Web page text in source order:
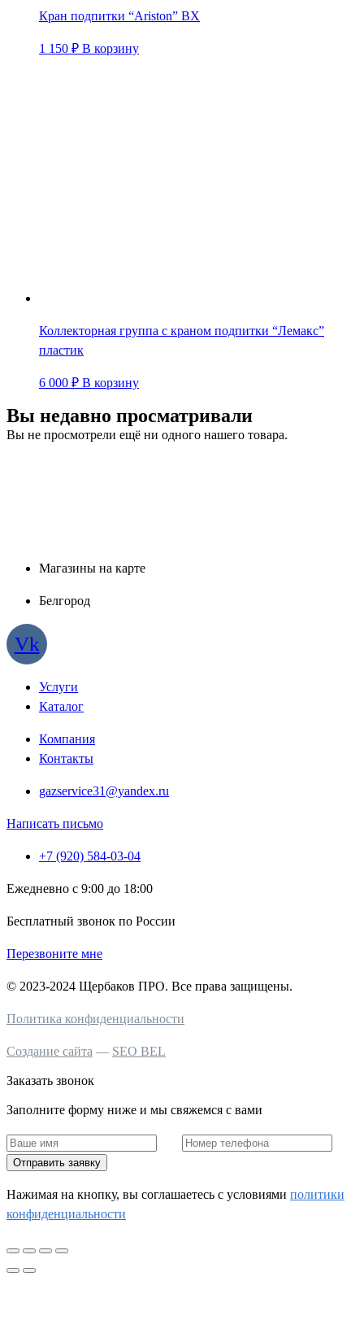
Кран подпитки “Ariston” BX
1 150 ₽ В корзину
Коллекторная группа с краном подпитки “Лемакс”
пластик
6 000 ₽ В корзину
Вы недавно просматривали
Вы не просмотрели ещё ни одного нашего товара.
Магазины на карте
Белгород
Vk
Услуги
Каталог
Компания
Контакты
gazservice31@yandex.ru
Написать письмо
+7 (920) 584-03-04
Ежедневно с 9:00 до 18:00
Бесплатный звонок по России
Перезвоните мне
© 2023-2024 Щербаков ПРО. Все права защищены.
Политика конфиденциальности
Создание сайта — SEO BEL
Заказать звонок
Заполните форму ниже и мы свяжемся с вами
Отправить заявку
Нажимая на кнопку, вы соглашаетесь c условиями политики
конфиденциальности